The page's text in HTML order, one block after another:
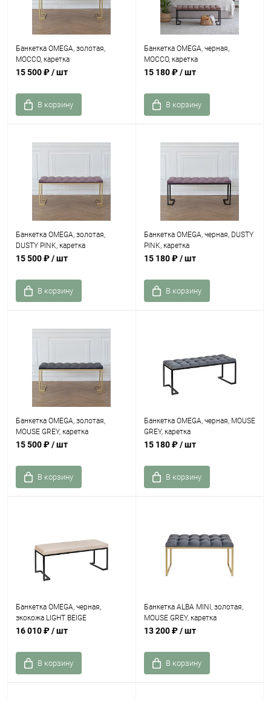
Банкетка OMEGA, золотая,
MOCCO, каретка
15 500 ₽/ шт
В корзину
Банкетка OMEGA, черная,
MOCCO, каретка
15 180 ₽/ шт
В корзину
Банкетка OMEGA, золотая,
DUSTY PINK, каретка
15 500 ₽/ шт
В корзину
Банкетка OMEGA, черная, DUSTY
PINK, каретка
15 180 ₽/ шт
В корзину
Банкетка OMEGA, золотая,
MOUSE GREY, каретка
15 500 ₽/ шт
В корзину
Банкетка OMEGA, черная, MOUSE
GREY, каретка
15 180 ₽/ шт
В корзину
Банкетка OMEGA, черная,
экокожа LIGHT BEIGE
16 010 ₽/ шт
В корзину
Банкетка ALBA MINI, золотая,
MOUSE GREY, каретка
13 200 ₽/ шт
В корзину